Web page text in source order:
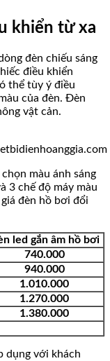
khiển từ xa
đèn chiếu sáng
điều khiển
thể tùy ý điều
của đèn. Đèn
vật cản.
màu ánh sáng
3 chế độ máy màu
đèn hồ bơi đổi
led gắn âm hồ bơi
740.000
940.000
1.010.000
1.270.000
1.380.000
dụng với khách